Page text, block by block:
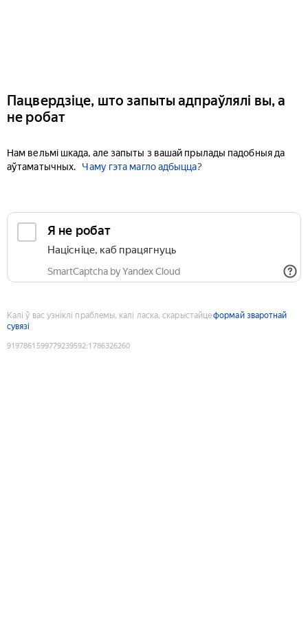
Пацвердзіце, што запыты адпраўлялі вы, а
не робат
Нам вельмі шкада, але запыты з вашай прылады падобныя да
аўтаматычных.
Чаму гэта магло адбыцца?
Я не робат
Націсніце, каб працягнуць
SmartCaptcha by Yandex Cloud
Калі ў вас узніклі праблемы, калі ласка, скарыстайцеформай зваротнай
сувязі
9197861599779239592:1786326260